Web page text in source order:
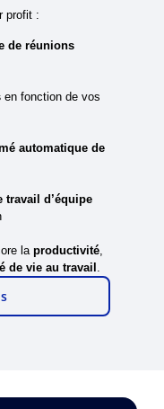
profit :
de réunions
en fonction de vos
automatique de
travail d’équipe
la productivité
de vie au travail